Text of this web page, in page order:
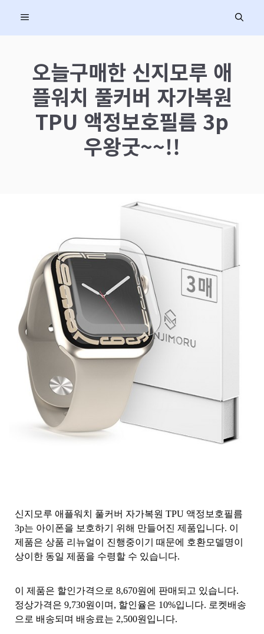
MENU
오늘구매한 신지모루 애
플워치 풀커버 자가복원
TPU 액정보호필름 3p
우왕굿~~!!
신지모루 애플워치 풀커버 자가복원 TPU 액정보호필름
3p는 아이폰을 보호하기 위해 만들어진 제품입니다. 이
제품은 상품 리뉴얼이 진행중이기 때문에 호환모델명이
상이한 동일 제품을 수령할 수 있습니다.
이 제품은 할인가격으로 8,670원에 판매되고 있습니다.
정상가격은 9,730원이며, 할인율은 10%입니다. 로켓배송
으로 배송되며 배송료는 2,500원입니다.